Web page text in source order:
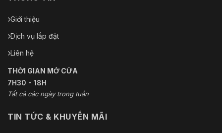
Giới thiệu
Dịch vụ lắp đặt
Liên hệ
THỜI GIAN MỞ CỬA
7H30 - 18H
Tất cả các ngày trong tuần
TIN TỨC & KHUYẾN MÃI